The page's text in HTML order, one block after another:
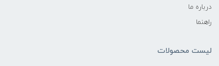
درباره ما
راهنما
لیست محصولات